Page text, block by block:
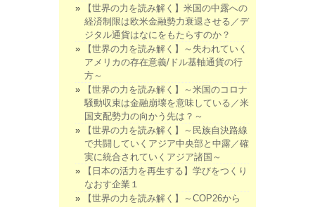
【世界の力を読み解く】米国の中露への
経済制限は欧米金融勢力衰退させる／デ
ジタル通貨はなにをもたらすのか？
【世界の力を読み解く】～失われていく
アメリカの存在意義/ドル基軸通貨の行
方～
【世界の力を読み解く】～米国のコロナ
騒動収束は金融崩壊を意味している／米
国支配勢力の向かう先は？～
【世界の力を読み解く】～民族自決路線
で共闘していくアジア中央部と中露／確
実に統合されていくアジア諸国～
【日本の活力を再生する】学びをつくり
なおす企業１
【世界の力を読み解く】～COP26から